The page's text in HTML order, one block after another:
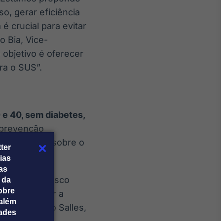
gerar eficiência
crucial para evitar
Bia, Vice-
objetivo é oferecer
o SUS”.
40, sem diabetes,
a pressão sobre o
de alto risco
e melhorar a
João Salles,